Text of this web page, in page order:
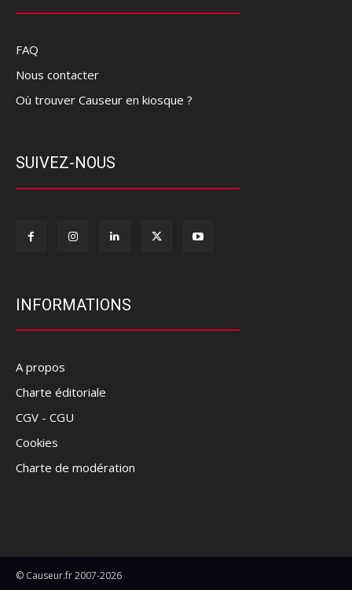
FAQ
Nous contacter
Où trouver Causeur en kiosque ?
SUIVEZ-NOUS
INFORMATIONS
A propos
Charte éditoriale
CGV - CGU
Cookies
Charte de modération
© Causeur.fr 2007-2026